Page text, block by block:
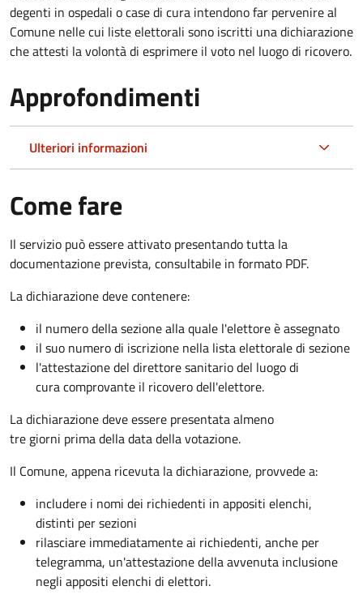
degenti in ospedali o case di cura intendono far pervenire al
Comune nelle cui liste elettorali sono iscritti una dichiarazione
che attesti la volontà di esprimere il voto nel luogo di ricovero.
Approfondimenti
Ulteriori informazioni
Come fare
Il servizio può essere attivato presentando tutta la
documentazione prevista, consultabile in formato PDF.
La dichiarazione deve contenere:
il numero della sezione alla quale l'elettore è assegnato
il suo numero di iscrizione nella lista elettorale di sezione
l'attestazione del direttore sanitario del luogo di
cura comprovante il ricovero dell'elettore.
La dichiarazione deve essere presentata almeno
tre giorni prima della data della votazione.
Il Comune, appena ricevuta la dichiarazione, provvede a:
includere i nomi dei richiedenti in appositi elenchi,
distinti per sezioni
rilasciare immediatamente ai richiedenti, anche per
telegramma, un'attestazione della avvenuta inclusione
negli appositi elenchi di elettori.